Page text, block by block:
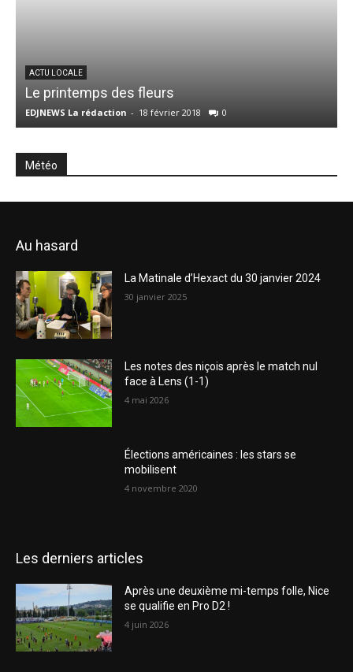
ACTU LOCALE
Le printemps des fleurs
EDJNEWS La rédaction - 18 février 2018 0
Météo
Au hasard
La Matinale d’Hexact du 30 janvier 2024
30 janvier 2025
Les notes des niçois après le match nul
face à Lens (1-1)
4 mai 2026
Élections américaines : les stars se
mobilisent
4 novembre 2020
Les derniers articles
Après une deuxième mi-temps folle, Nice
se qualifie en Pro D2 !
4 juin 2026